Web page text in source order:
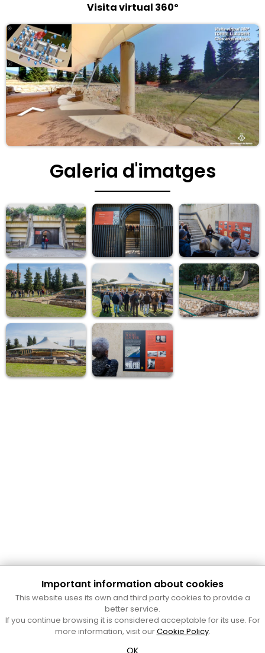
Visita virtual 360º
Galeria d'imatges
Cultura Mataró
Ajuntament de Mataró
C. de Sant Josep, 9 (Mataró, 08302)
Important information about cookies
This website uses its own and third party cookies to provide a
better service.
If you continue browsing it is considered acceptable for its use. For
more information, visit ourCookie Policy.
OK